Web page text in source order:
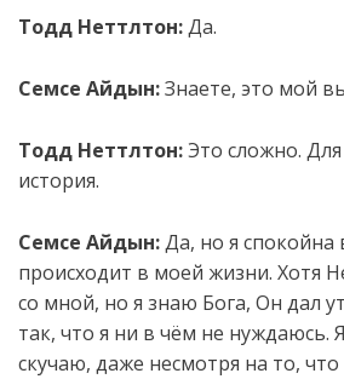
Тодд Неттлтон:Да.
Семсе Айдын:Знаете, это мой
Тодд Неттлтон:Это сложно.
история.
Семсе Айдын:Да, но я спокойна
происходит в моей жизни. Хотя
со мной, но я знаю Бога, Он дал
так, что я ни в чём не нуждаюсь.
скучаю, даже несмотря на то,